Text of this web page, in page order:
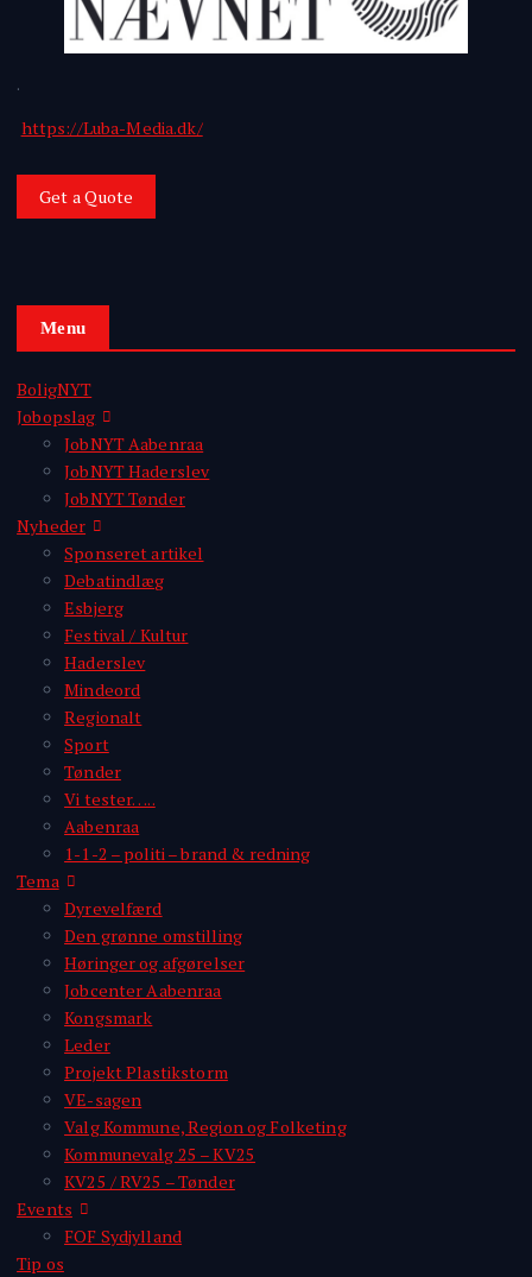
.
https://Luba-Media.dk/
Get a Quote
Menu
BoligNYT
Jobopslag
JobNYT Aabenraa
JobNYT Haderslev
JobNYT Tønder
Nyheder
Sponseret artikel
Debatindlæg
Esbjerg
Festival / Kultur
Haderslev
Mindeord
Regionalt
Sport
Tønder
Vi tester…..
Aabenraa
1-1-2 – politi – brand & redning
Tema
Dyrevelfærd
Den grønne omstilling
Høringer og afgørelser
Jobcenter Aabenraa
Kongsmark
Leder
Projekt Plastikstorm
VE-sagen
Valg Kommune, Region og Folketing
Kommunevalg 25 – KV25
KV25 / RV25 – Tønder
Events
FOF Sydjylland
Tip os